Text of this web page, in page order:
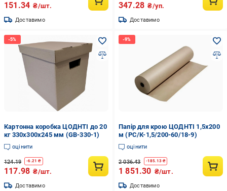
151.34 ₴/шт.
Доставимо
347.28 ₴/уп.
Доставимо
Картонна коробка ЦОДНТІ до 20
кг 330x300x245 мм (GB-330-1)
оцінити
124.19 -6.21 ₴
117.98 ₴/шт.
Доставимо
Папір для крою ЦОДНТІ 1,5х200
м (PС/К-1,5/200-60/18-9)
оцінити
2 036.43 -185.13₴
1 851.30 ₴/шт.
Доставимо